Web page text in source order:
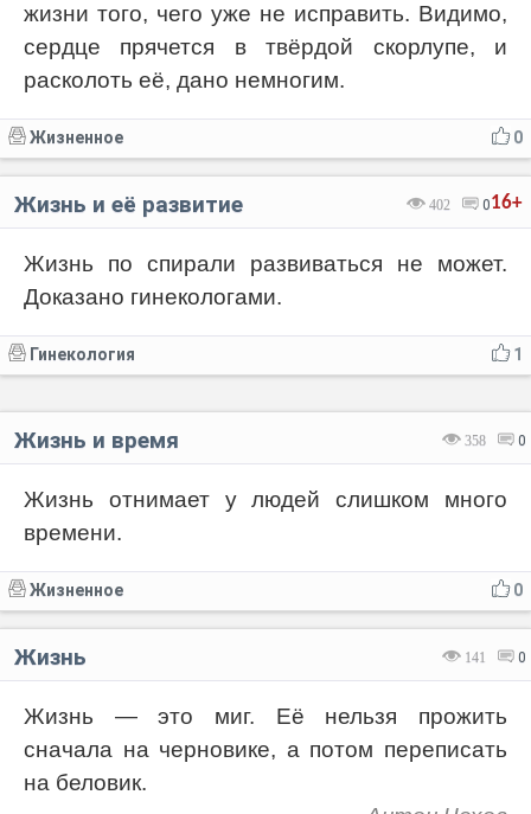
жизни того, чего уже не исправить. Видимо,
сердце прячется в твёрдой скорлупе, и
расколоть её, дано немногим.
0
Жизненное
16+
402 0
Жизнь и её развитие
Жизнь по спирали развиваться не может.
Доказано гинекологами.
1
Гинекология
358 0
Жизнь и время
Жизнь отнимает у людей слишком много
времени.
0
Жизненное
141 0
Жизнь
Жизнь — это миг. Её нельзя прожить
сначала на черновике, а потом переписать
на беловик.